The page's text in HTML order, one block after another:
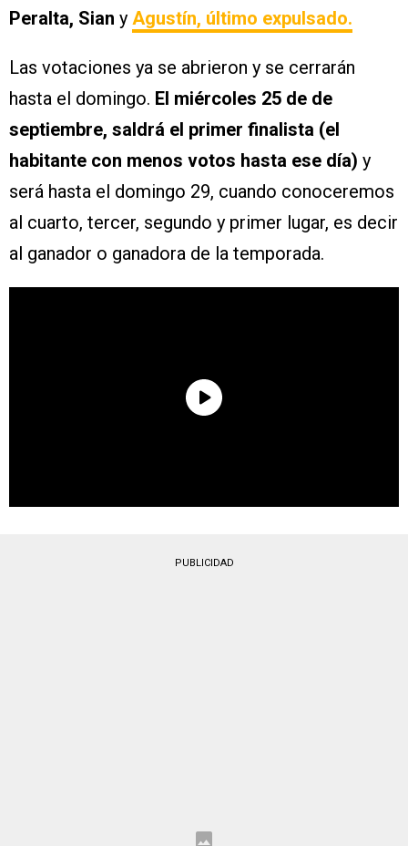
Peralta, Sian y Agustín, último expulsado.
Las votaciones ya se abrieron y se cerrarán
hasta el domingo. El miércoles 25 de de
septiembre, saldrá el primer finalista (el
habitante con menos votos hasta ese día) y
será hasta el domingo 29, cuando conoceremos
al cuarto, tercer, segundo y primer lugar, es decir
al ganador o ganadora de la temporada.
PUBLICIDAD